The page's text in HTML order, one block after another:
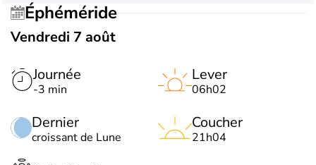
Éphéméride
Vendredi 7 août
Journée
-3 min
Dernier
croissant de Lune
Lever
06h02
Coucher
21h04